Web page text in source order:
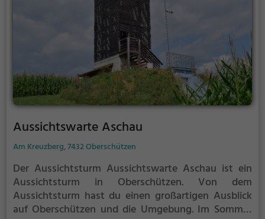
Aussichtswarte Aschau
Am Kreuzberg, 7432 Oberschützen
Der Aussichtsturm Aussichtswarte Aschau ist ein
Aussichtsturm in Oberschützen. Von dem
Aussichtsturm hast du einen großartigen Ausblick
auf Oberschützen und die Umgebung. Im Sommer